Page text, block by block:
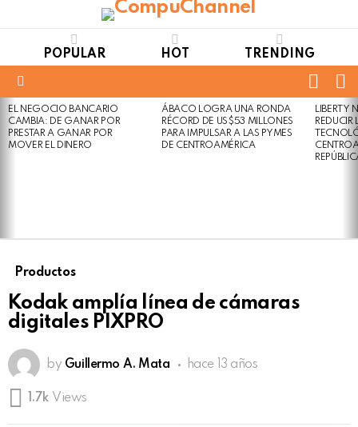
POPULAR HOT TRENDING
LATEST
STORIES
EL NEGOCIO BANCARIO
CAMBIA: DE GANAR POR
PRESTAR A GANAR POR
MOVER EL DINERO
Not
Safe
For
Click
to
view
ÁBACO LOGRA UNA RONDA
RÉCORD DE US$53 MILLONES
PARA IMPULSAR A LAS PYMES
DE CENTROAMÉRICA
LIBERTY
REDUCIR
Productos
Kodak amplía línea de cámaras
digitales PIXPRO
by Guillermo A. Mata hace 13 años
1.7k Views